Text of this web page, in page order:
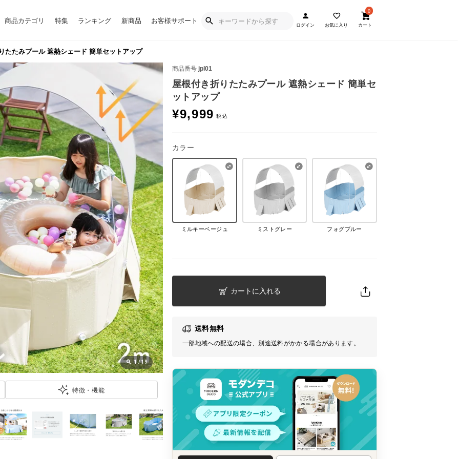
商品カテゴリ 特集 ランキング 新商品 お客様サポート
ログイン お気に入り
0
カート
たたみプール 遮熱シェード 簡単セットアップ
商品番号 jpl01
屋根付き折りたたみプール 遮熱シェード 簡単セ
ットアップ
¥9,999
カラー
ミルキーベージュ ミストグレー フォグブルー
カートに入れる
送料無料
一部地域への配送の場合、別途送料がかかる場合があります。
1/19
特徴・機能